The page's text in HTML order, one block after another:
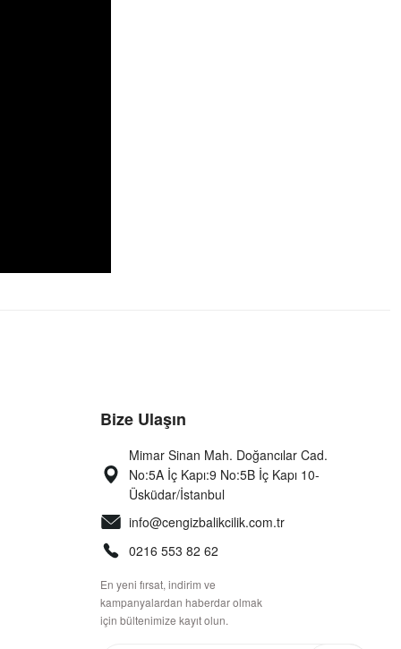
Bize Ulaşın
Mimar Sinan Mah. Doğancılar Cad.
No:5A İç Kapı:9 No:5B İç Kapı 10-
Üsküdar/İstanbul
info@cengizbalikcilik.com.tr
0216 553 82 62
En yeni fırsat, indirim ve
kampanyalardan haberdar olmak
için bültenimize kayıt olun.